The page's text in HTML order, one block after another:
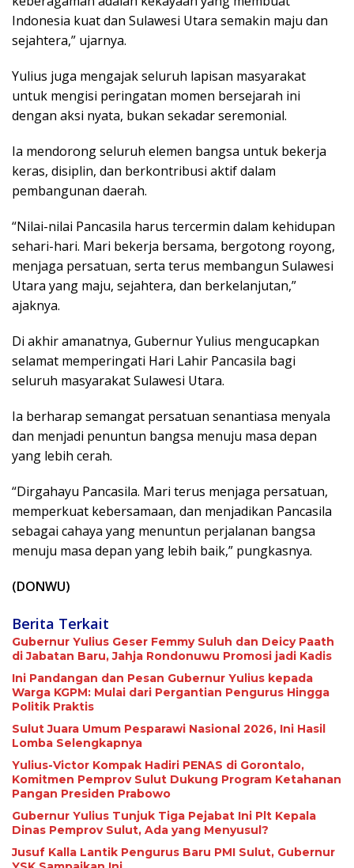
Indonesia kuat dan Sulawesi Utara semakin maju dan
sejahtera,” ujarnya.
Yulius juga mengajak seluruh lapisan masyarakat
untuk mengisi peringatan momen bersejarah ini
dengan aksi nyata, bukan sekadar seremonial.
Ia mendorong seluruh elemen bangsa untuk bekerja
keras, disiplin, dan berkontribusi aktif dalam
pembangunan daerah.
“Nilai-nilai Pancasila harus tercermin dalam kehidupan
sehari-hari. Mari bekerja bersama, bergotong royong,
menjaga persatuan, serta terus membangun Sulawesi
Utara yang maju, sejahtera, dan berkelanjutan,”
ajaknya.
Di akhir amanatnya, Gubernur Yulius mengucapkan
selamat memperingati Hari Lahir Pancasila bagi
seluruh masyarakat Sulawesi Utara.
Ia berharap semangat persatuan senantiasa menyala
dan menjadi penuntun bangsa menuju masa depan
yang lebih cerah.
“Dirgahayu Pancasila. Mari terus menjaga persatuan,
memperkuat kebersamaan, dan menjadikan Pancasila
sebagai cahaya yang menuntun perjalanan bangsa
menuju masa depan yang lebih baik,” pungkasnya.
(DONWU)
Berita Terkait
Gubernur Yulius Geser Femmy Suluh dan Deicy Paath
di Jabatan Baru, Jahja Rondonuwu Promosi jadi Kadis
Ini Pandangan dan Pesan Gubernur Yulius kepada
Warga KGPM: Mulai dari Pergantian Pengurus Hingga
Politik Praktis
Sulut Juara Umum Pesparawi Nasional 2026, Ini Hasil
Lomba Selengkapnya
Yulius-Victor Kompak Hadiri PENAS di Gorontalo,
Komitmen Pemprov Sulut Dukung Program Ketahanan
Pangan Presiden Prabowo
Gubernur Yulius Tunjuk Tiga Pejabat Ini Plt Kepala
Dinas Pemprov Sulut, Ada yang Menyusul?
Jusuf Kalla Lantik Pengurus Baru PMI Sulut, Gubernur